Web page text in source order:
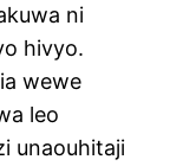
ni
hivyo.
wewe
leo
unaouhitaji